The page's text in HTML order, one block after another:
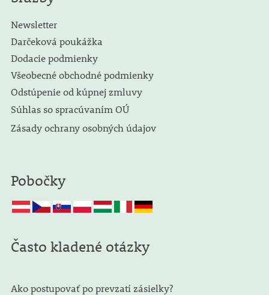
Newsletter
Darčeková poukážka
Dodacie podmienky
Všeobecné obchodné podmienky
Odstúpenie od kúpnej zmluvy
Súhlas so spracúvaním OÚ
Zásady ochrany osobných údajov
Pobočky
Často kladené otázky
Ako postupovať po prevzatí zásielky?